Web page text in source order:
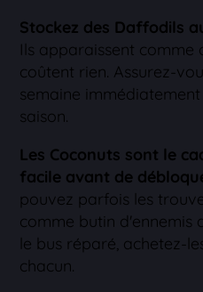
Stockez des Daffodils
Ils apparaissent comme
coûtent rien. Assurez-
semaine
saison.
Les Coconuts sont le
facile avant de
pouvez parfois les
comme butin d'ennemis
le bus réparé, achetez-
chacun.